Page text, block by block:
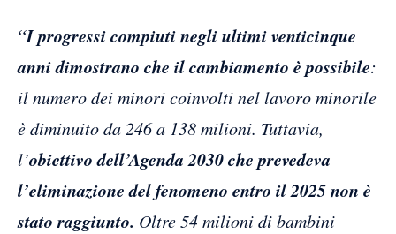
“I progressi compiuti negli ultimi venticinque
anni dimostrano che il cambiamento è possibile:
il numero dei minori coinvolti nel lavoro minorile
è diminuito da 246 a 138 milioni. Tuttavia,
l’obiettivo dell’Agenda 2030 che prevedeva
l’eliminazione del fenomeno entro il 2025 non è
stato raggiunto. Oltre 54 milioni di bambini